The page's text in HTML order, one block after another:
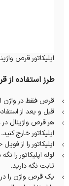
اپلیکاتور قرص
طرز استفاده از
قرص فقط در واژن
قبل و بعد از
هر قرص واژینال در
اپلیکاتور خارج كنيد.
اپلیکاتور را از
لوله اپلیکاتور را
ثابت نگه داريد.
یک قرص واژن را در